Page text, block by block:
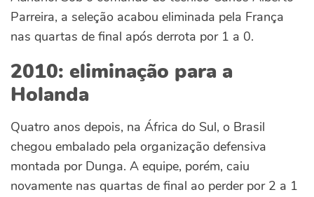
Parreira, a seleção acabou eliminada pela França
nas quartas de final após derrota por 1 a 0.
2010: eliminação para a
Holanda
Quatro anos depois, na África do Sul, o Brasil
chegou embalado pela organização defensiva
montada por Dunga. A equipe, porém, caiu
novamente nas quartas de final ao perder por 2 a 1